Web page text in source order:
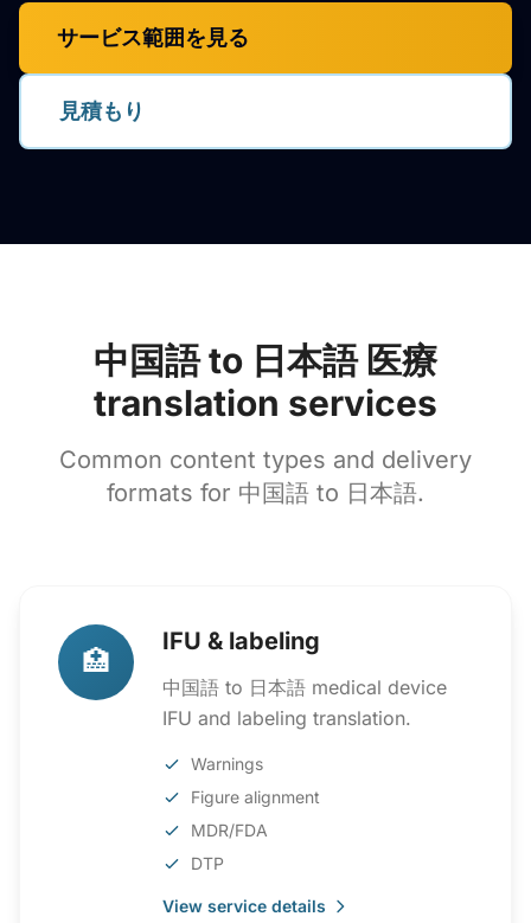
サービス範囲を見る
見積もり
中国語 to 日本語 医療
translation services
Common content types and delivery
formats for 中国語 to 日本語.
🏥
IFU & labeling
中国語 to 日本語 medical device
IFU and labeling translation.
Warnings
Figure alignment
MDR/FDA
DTP
View service details